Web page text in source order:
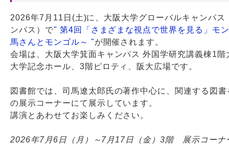
2026年7月11日(土)に、大阪大学グローバルキャンパス
ンパス）で" 第4回「さまざまな視点で世界を見る」モ
馬さんとモンゴル～ "が開催されます。
会場は、大阪大学箕面キャンパス 外国学研究講義棟1階
大学記念ホール、3階ピロティ、阪大広場です。
図書館では、司馬遼太郎氏の著作中心に、関連する図
の展示コーナーにて展示しています。
講演とあわせてお楽しみください。
2026年7月6日（月）～7月17日（金）3階 展示コーナ